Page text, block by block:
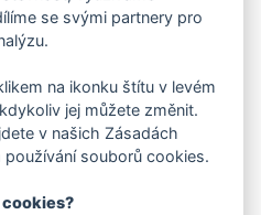
rozhlas
či mailu upozornění na
a sportovní akce?
o aplikaci
se svými partnery pro
na ikonku štítu v levém
jej můžete změnit.
v našich Zásadách
souborů cookies.
cookies?